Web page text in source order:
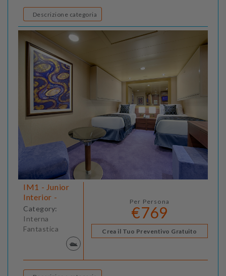
Descrizione categoria
IM1 - Junior
Interior -
Category:
Interna
Fantastica
Per Persona
€769
Crea il Tuo Preventivo Gratuito